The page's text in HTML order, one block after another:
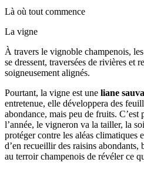
Là où tout commence
La vigne
À travers le vignoble champenois,
se dressent, traversées de rivières et
soigneusement alignés.
Pourtant, la vigne est une liane
entretenue, elle développera des
abondance, mais peu de fruits.
l’année, le vigneron va la tailler, la
protéger contre les aléas climatiques
d’en recueillir des raisins abondants,
au terroir champenois de révéler ce